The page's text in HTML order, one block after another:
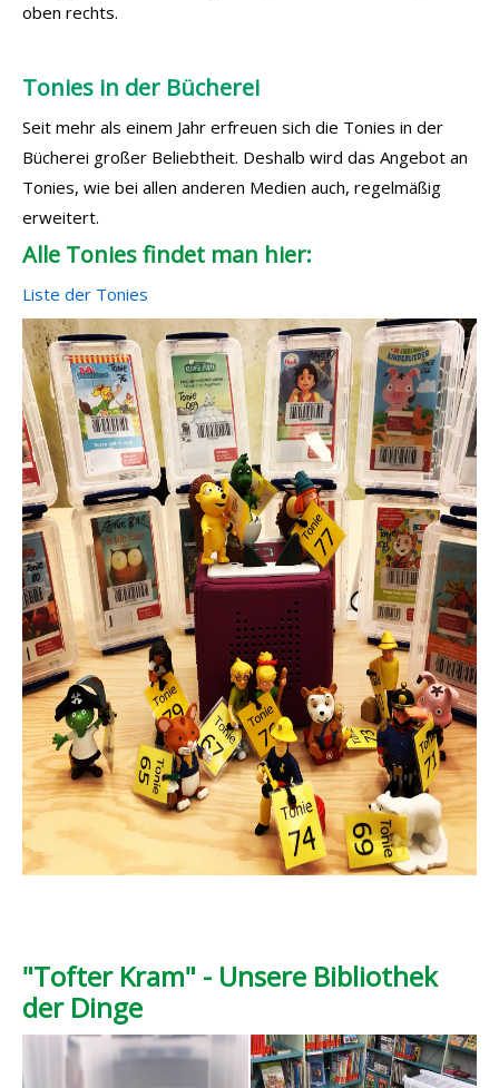
oben rechts.
Tonies in der Bücherei
Seit mehr als einem Jahr erfreuen sich die Tonies in der
Bücherei großer Beliebtheit. Deshalb wird das Angebot an
Tonies, wie bei allen anderen Medien auch, regelmäßig
erweitert.
Alle Tonies findet man hier:
Liste der Tonies
"Tofter Kram" - Unsere Bibliothek
der Dinge